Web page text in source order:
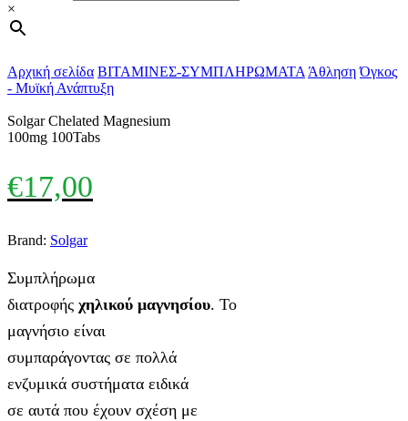
×
Αρχική σελίδα ΒΙΤΑΜΙΝΕΣ-ΣΥΜΠΛΗΡΩΜΑΤΑ Άθληση Όγκος
- Μυϊκή Ανάπτυξη
Solgar Chelated Magnesium
100mg 100Tabs
€17,00
Brand: Solgar
Συμπλήρωμα
διατροφής χηλικού μαγνησίου. Το
μαγνήσιο είναι
συμπαράγοντας σε πολλά
ενζυμικά συστήματα ειδικά
σε αυτά που έχουν σχέση με